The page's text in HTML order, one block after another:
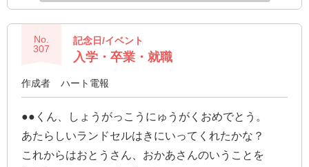
No.
307
記念日/イベント
入学・卒業・就職
作成者 ハート電報
●●くん、しょうがっこうにゅうがくおめでとう。
あたらしいランドセルはきにいってくれたかな？
これからはおとうさん、おかあさんのいうことを